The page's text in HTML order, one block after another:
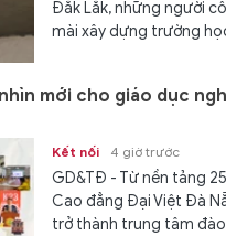
Đắk Lắk, những người
mài xây dựng trường
mới cho giáo dục
Kết nối 4 giờ trước
GD&TĐ - Từ nền tảng
Cao đẳng Đại Việt Đà
trở thành trung tâm